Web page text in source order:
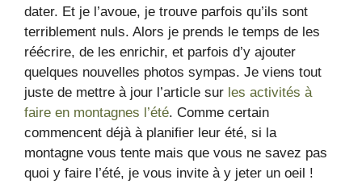
dater. Et je l’avoue, je trouve parfois qu’ils sont
terriblement nuls. Alors je prends le temps de les
réécrire, de les enrichir, et parfois d’y ajouter
quelques nouvelles photos sympas. Je viens tout
juste de mettre à jour l’article sur les activités à
faire en montagnes l’été. Comme certain
commencent déjà à planifier leur été, si la
montagne vous tente mais que vous ne savez pas
quoi y faire l’été, je vous invite à y jeter un oeil !